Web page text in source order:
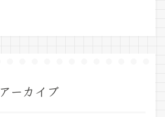
アーカイブ